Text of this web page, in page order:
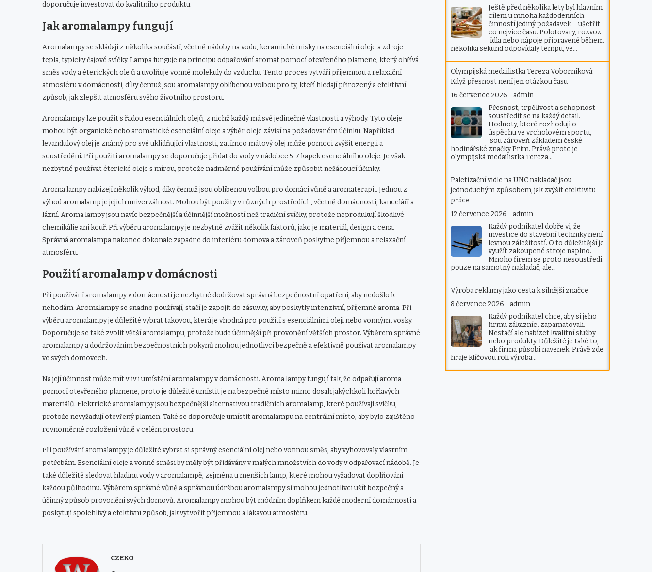
doporučuje investovat do kvalitního produktu.
Jak aromalampy fungují
Aromalampy se skládají z několika součástí, včetně nádoby na vodu, keramické misky na esenciální oleje a zdroje
tepla, typicky čajové svíčky. Lampa funguje na principu odpařování aromat pomocí otevřeného plamene, který ohřívá
směs vody a éterických olejů a uvolňuje vonné molekuly do vzduchu. Tento proces vytváří příjemnou a relaxační
atmosféru v domácnosti, díky čemuž jsou aromalampy oblíbenou volbou pro ty, kteří hledají přirozený a efektivní
způsob, jak zlepšit atmosféru svého životního prostoru.
Aromalampy lze použít s řadou esenciálních olejů, z nichž každý má své jedinečné vlastnosti a výhody. Tyto oleje
mohou být organické nebo aromatické esenciální oleje a výběr oleje závisí na požadovaném účinku. Například
levandulový olej je známý pro své uklidňující vlastnosti, zatímco mátový olej může pomoci zvýšit energii a
soustředění. Při použití aromalampy se doporučuje přidat do vody v nádobce 5-7 kapek esenciálního oleje. Je však
nezbytné používat éterické oleje s mírou, protože nadměrné používání může způsobit nežádoucí účinky.
Aroma lampy nabízejí několik výhod, díky čemuž jsou oblíbenou volbou pro domácí vůně a aromaterapii. Jednou z
výhod aromalamp je jejich univerzálnost. Mohou být použity v různých prostředích, včetně domácností, kanceláří a
lázní. Aroma lampy jsou navíc bezpečnější a účinnější možností než tradiční svíčky, protože neprodukují škodlivé
chemikálie ani kouř. Při výběru aromalampy je nezbytné zvážit několik faktorů, jako je materiál, design a cena.
Správná aromalampa nakonec dokonale zapadne do interiéru domova a zároveň poskytne příjemnou a relaxační
atmosféru.
Použití aromalamp v domácnosti
Při používání aromalampy v domácnosti je nezbytné dodržovat správná bezpečnostní opatření, aby nedošlo k
nehodám. Aromalampy se snadno používají, stačí je zapojit do zásuvky, aby poskytly intenzivní, příjemné aroma. Při
výběru aromalampy je důležité vybrat takovou, která je vhodná pro použití s ​​esenciálními oleji nebo vonnými vosky.
Doporučuje se také zvolit větší aromalampu, protože bude účinnější při provonění větších prostor. Výběrem správné
aromalampy a dodržováním bezpečnostních pokynů mohou jednotlivci bezpečně a efektivně používat aromalampy
ve svých domovech.
Na její účinnost může mít vliv i umístění aromalampy v domácnosti. Aroma lampy fungují tak, že odpařují aroma
pomocí otevřeného plamene, proto je důležité umístit je na bezpečné místo mimo dosah jakýchkoli hořlavých
materiálů. Elektrické aromalampy jsou bezpečnější alternativou tradičních aromalamp, které používají svíčku,
protože nevyžadují otevřený plamen. Také se doporučuje umístit aromalampu na centrální místo, aby bylo zajištěno
rovnoměrné rozložení vůně v celém prostoru.
Při používání aromalampy je důležité vybrat si správný esenciální olej nebo vonnou směs, aby vyhovovaly vlastním
potřebám. Esenciální oleje a vonné směsi by měly být přidávány v malých množstvích do vody v odpařovací nádobě. Je
také důležité sledovat hladinu vody v aromalampě, zejména u menších lamp, které mohou vyžadovat doplňování
každou půlhodinu. Výběrem správné vůně a správnou údržbou aromalampy si mohou jednotlivci užít bezpečný a
účinný způsob provonění svých domovů. Aromalampy mohou být módním doplňkem každé moderní domácnosti a
poskytují spolehlivý a efektivní způsob, jak vytvořit příjemnou a lákavou atmosféru.
CZEKO
Ještě před několika lety byl hlavním
cílem u mnoha každodenních
činností jediný požadavek – ušetřit
co nejvíce času. Polotovary, rozvoz
jídla nebo nápoje připravené během
několika sekund odpovídaly tempu, ve…
Olympijská medailistka Tereza Voborníková:
Když přesnost není jen otázkou času
16 července 2026 - admin
Přesnost, trpělivost a schopnost
soustředit se na každý detail.
Hodnoty, které rozhodují o
úspěchu ve vrcholovém sportu,
jsou zároveň základem české
hodinářské značky Prim. Právě proto je
olympijská medailistka Tereza…
Paletizační vidle na UNC nakladač jsou
jednoduchým způsobem, jak zvýšit efektivitu
práce
12 července 2026 - admin
Každý podnikatel dobře ví, že
investice do stavební techniky není
levnou záležitostí. O to důležitější je
využít zakoupené stroje naplno.
Mnoho firem se proto nesoustředí
pouze na samotný nakladač, ale…
Výroba reklamy jako cesta k silnější značce
8 července 2026 - admin
Každý podnikatel chce, aby si jeho
firmu zákazníci zapamatovali.
Nestačí ale nabízet kvalitní služby
nebo produkty. Důležité je také to,
jak firma působí navenek. Právě zde
hraje klíčovou roli výroba…